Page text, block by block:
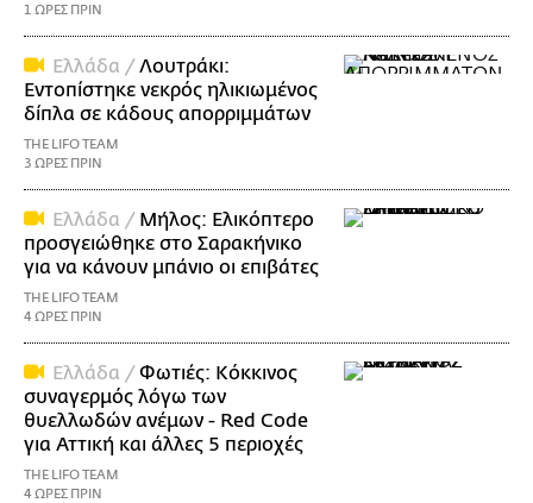
1 ΩΡΕΣ ΠΡΙΝ
Ελλάδα /Λουτράκι:
Εντοπίστηκε νεκρός ηλικιωμένος
δίπλα σε κάδους απορριμμάτων
THE LIFO TEAM
3 ΩΡΕΣ ΠΡΙΝ
Ελλάδα / Μήλος: Ελικόπτερο
προσγειώθηκε στο Σαρακήνικο
για να κάνουν μπάνιο οι επιβάτες
THE LIFO TEAM
4 ΩΡΕΣ ΠΡΙΝ
Ελλάδα /Φωτιές: Κόκκινος
συναγερμός λόγω των
θυελλωδών ανέμων - Red Code
για Αττική και άλλες 5 περιοχές
THE LIFO TEAM
4 ΩΡΕΣ ΠΡΙΝ